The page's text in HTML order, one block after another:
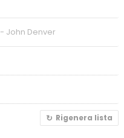
- John Denver
Rigenera lista